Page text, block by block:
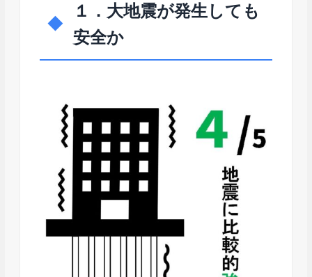
１．大地震が発生しても
安全か